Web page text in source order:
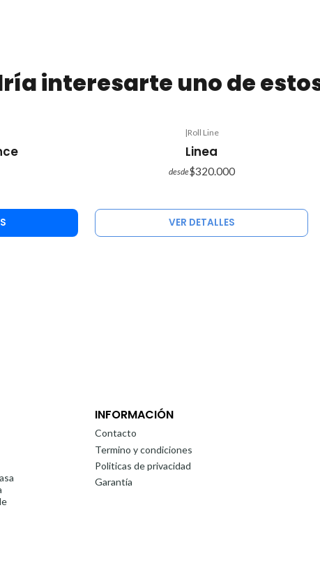
interesarte uno de
|Roll Line
Linea
desde$320.000
VER DETALLES
INFORMACIÓN
Contacto
Termino y condiciones
Politicas de privacidad
Garantía